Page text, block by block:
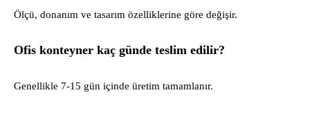
Ölçü, donanım ve tasarım özelliklerine göre değişir.
Ofis konteyner kaç günde teslim edilir?
Genellikle 7-15 gün içinde üretim tamamlanır.